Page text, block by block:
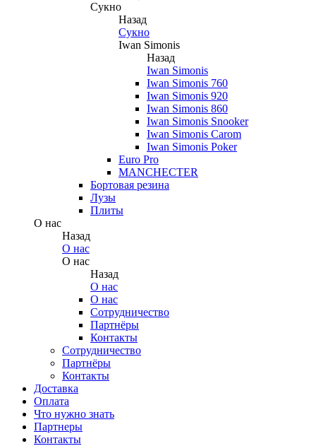
Сукно
Назад
Сукно
Iwan Simonis
Назад
Iwan Simonis
Iwan Simonis 760
Iwan Simonis 920
Iwan Simonis 860
Iwan Simonis Snooker
Iwan Simonis Carom
Iwan Simonis Poker
Euro Pro
MANCHECTER
Бортовая резина
Лузы
Плиты
О нас
Назад
О нас
О нас
Назад
О нас
О нас
Сотрудничество
Партнёры
Контакты
Сотрудничество
Партнёры
Контакты
Доставка
Оплата
Что нужно знать
Партнеры
Контакты